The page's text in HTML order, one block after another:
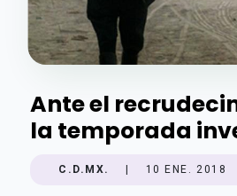
Ante el
la temporada
C.D.MX. 10 ENE. 2018